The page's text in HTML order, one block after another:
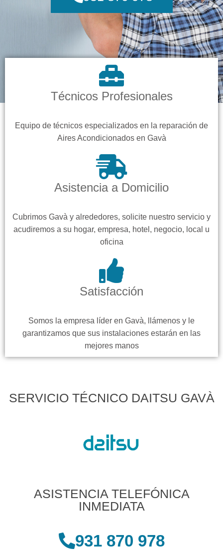
Técnicos Profesionales
Equipo de técnicos especializados en la reparación de
Aires Acondicionados en Gavà
Asistencia a Domicilio
Cubrimos Gavà y alrededores, solicite nuestro servicio y
acudiremos a su hogar, empresa, hotel, negocio, local u
oficina
Satisfacción
Somos la empresa líder en Gavà, llámenos y le
garantizamos que sus instalaciones estarán en las
mejores manos
SERVICIO TÉCNICO DAITSU GAVÀ
ASISTENCIA TELEFÓNICA
INMEDIATA
931 870 978